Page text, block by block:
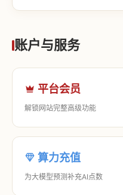
账户与服务
平台会员
解锁网站完整高级功能
算力充值
为大模型预测补充AI点数